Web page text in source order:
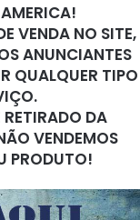
VENDA NO SITE,
ANUNCIANTES
QUALQUER TIPO
RETIRADO DA
VENDEMOS
PRODUTO!